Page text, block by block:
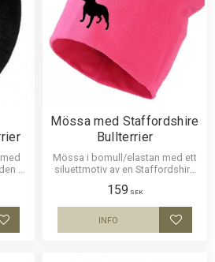
är
och
Lägg till i favoriter
Mössa med Staffordshire
Bullterrier
Mössa i bomull/elastan med ett
siluettmotiv av en Staffordshire
färger.
159 SEK
Lägg
INFO